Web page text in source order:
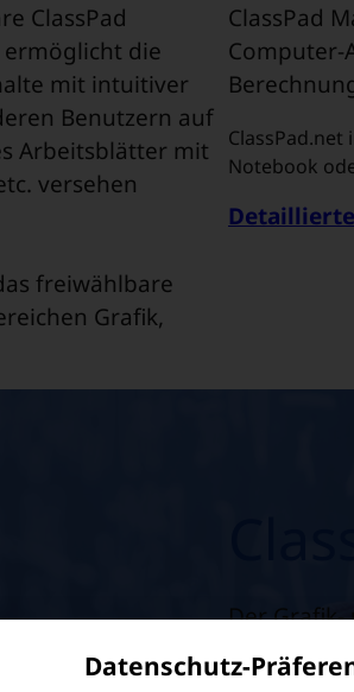
ClassPad
ermöglicht die
mit intuitiver
Benutzern auf
Arbeitsblätter mit
versehen
freiwählbare
Grafik,
ClassPad
Computer-
ClassPad.net
Notebook
Der Grafik-
Software
Datenschutz-